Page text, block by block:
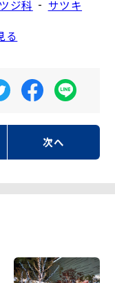
ジ科 - サツキ
る
次へ